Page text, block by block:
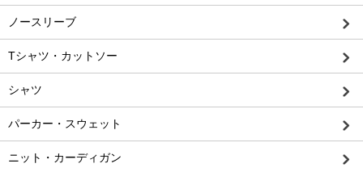
ノースリーブ
Tシャツ・カットソー
シャツ
パーカー・スウェット
ニット・カーディガン